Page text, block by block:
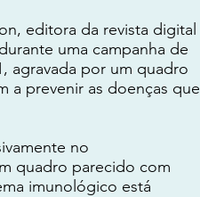
editora da revista digital
uma campanha de
agravada por um quadro
a prevenir as doenças que
no
quadro parecido com
imunológico está